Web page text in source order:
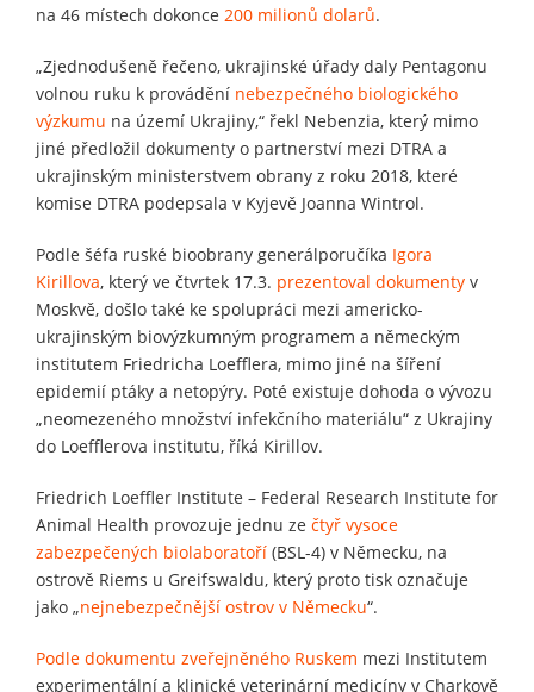
na 46 místech dokonce 200 milionů dolarů.
„Zjednodušeně řečeno, ukrajinské úřady daly Pentagonu
volnou ruku k provádění nebezpečného biologického
výzkumu na území Ukrajiny,“ řekl Nebenzia, který mimo
jiné předložil dokumenty o partnerství mezi DTRA a
ukrajinským ministerstvem obrany z roku 2018, které
komise DTRA podepsala v Kyjevě Joanna Wintrol.
Podle šéfa ruské bioobrany generálporučíka Igora
Kirillova, který ve čtvrtek 17.3. prezentoval dokumenty v
Moskvě, došlo také ke spolupráci mezi americko-
ukrajinským biovýzkumným programem a německým
institutem Friedricha Loefflera, mimo jiné na šíření
epidemií ptáky a netopýry. Poté existuje dohoda o vývozu
„neomezeného množství infekčního materiálu“ z Ukrajiny
do Loefflerova institutu, říká Kirillov.
Friedrich Loeffler Institute – Federal Research Institute for
Animal Health provozuje jednu ze čtyř vysoce
zabezpečených biolaboratoří (BSL-4) v Německu, na
ostrově Riems u Greifswaldu, který proto tisk označuje
jako „nejnebezpečnější ostrov v Německu“.
Podle dokumentu zveřejněného Ruskem mezi Institutem
experimentální a klinické veterinární medicíny v Charkově